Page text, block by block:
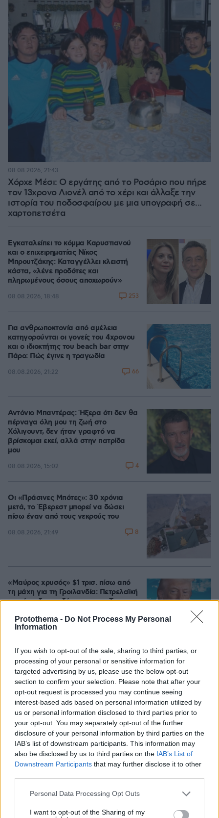
Protothema - Do Not Process My Personal
Information
If you wish to opt-out of the sale, sharing to third parties, or
processing of your personal or sensitive information for
targeted advertising by us, please use the below opt-out
section to confirm your selection. Please note that after your
opt-out request is processed you may continue seeing
interest-based ads based on personal information utilized by
us or personal information disclosed to third parties prior to
your opt-out. You may separately opt-out of the further
disclosure of your personal information by third parties on the
IAB’s list of downstream participants. This information may
also be disclosed by us to third parties on the IAB’s List of
Downstream Participants that may further disclose it to other
Please note that this website/app uses one or more Google
not limited to your visit or usage behaviour. You may click to
Personal Data Processing Opt Outs
I want to opt-out of the Sharing of my
Χόρχε Μέσι: Ο εργάτης από το Ροσάριο που πήρε
τον 13χρονο Λιονέλ από το χέρι και άλλαξε την
ιστορία του ποδοσφαίρου με μια υπογραφή σε...
χαρτοπετσέτα
08.08.2026, 21:43
Εγκαταλείπει το κόμμα Καρυστιανού
και ο επιχειρηματίας Νίκος
Μπρουτζάκης: Καταγγέλλει κλειστή
κάστα, «λένε προδότες και
πληρωμένους όσους αποχωρούν»
08.08.2026, 18:48 253
Για ανθρωποκτονία από αμέλεια
κατηγορούνται οι γονείς του 4χρονου
και ο ιδιοκτήτης του beach bar στην
Πάρο: Πώς έγινε η τραγωδία
08.08.2026, 21:22 66
Αντόνιο Μπαντέρας: Ήξερα ότι δεν θα
πέρναγα όλη μου τη ζωή στο
Χόλιγουντ, δεν ήταν γραφτό να
βρίσκομαι εκεί, αλλά στην πατρίδα
μου
08.08.2026, 15:02 4
Οι «Πράσινες Μπότες»: 30 χρόνια
μετά, το Έβερεστ μπορεί να δώσει
πίσω έναν από τους νεκρούς του
08.08.2026, 21:49 8
«Μαύρος χρυσός» $1 τρισ. πίσω από
τη μάχη για τη Γροιλανδία: Πετρελαϊκή
που έχει διασυνδέσεις με τον Τραμπ
χωρίς άδεια
«Δεν είναι η Τζορτζίνα»: Απίστευτο
σκηνικό στη Μαδέιρα, χιλιάδες έξω
από εκκλησία περίμεναν τον γάμο του
Ρονάλντο και είδαν άλλο ζευγάρι, η
αντίδραση του Πορτογάλου σταρ
08.08.2026, 21:05 11
Games